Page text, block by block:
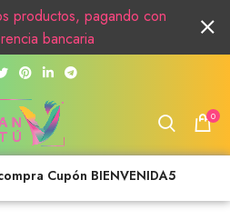
0
Cupón BIENVENIDA5
productos, pagando con
bancaria